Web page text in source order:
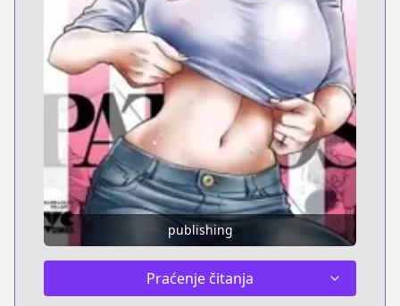
publishing
Praćenje čitanja